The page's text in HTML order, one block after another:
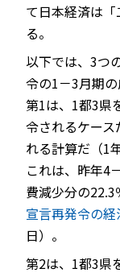
て日本経済は
る。
以下では、3つ
令の1－3月期
第1は、1都3県
令されるケー
れる計算だ（1
これは、昨年4
費減少分の
宣言再発令の
日）。
第2は、1都3県